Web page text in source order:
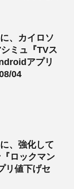
、カイロソ
ミュ『TVス
アプリ
04
、強化して
ロックマン
リ値下げセ